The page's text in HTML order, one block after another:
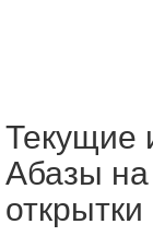
Текущие
Абазы
открытки